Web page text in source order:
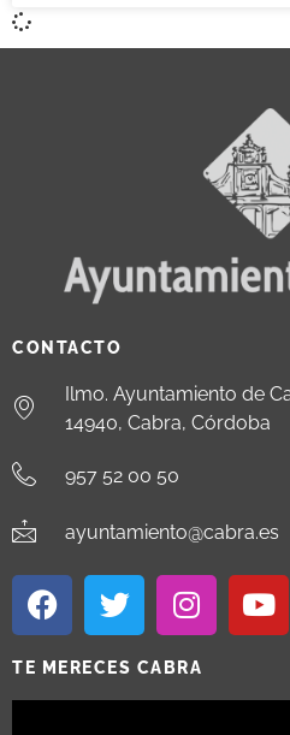
CONTACTO
Ilmo. Ayuntamiento de
14940, Cabra, Córdoba
957 52 00 50
ayuntamiento@cabra.es
TE MERECES CABRA